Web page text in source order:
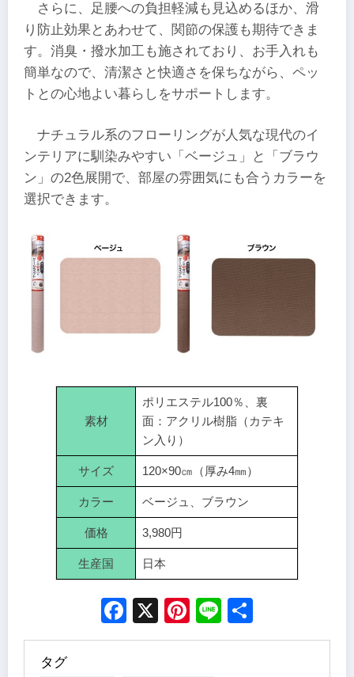
さらに、足腰への負担軽減も見込めるほか、滑
り防止効果とあわせて、関節の保護も期待できま
す。消臭・撥水加工も施されており、お手入れも
簡単なので、清潔さと快適さを保ちながら、ペッ
トとの心地よい暮らしをサポートします。
ナチュラル系のフローリングが人気な現代のイ
ンテリアに馴染みやすい「ベージュ」と「ブラウ
ン」の2色展開で、部屋の雰囲気にも合うカラーを
選択できます。
素材
ポリエステル100％、裏
面：アクリル樹脂（カテキ
ン入り）
サイズ 120×90㎝（厚み4㎜）
カラー ベージュ、ブラウン
価格 3,980円
生産国 日本
Facebook
X Pinterest
Line
タグ